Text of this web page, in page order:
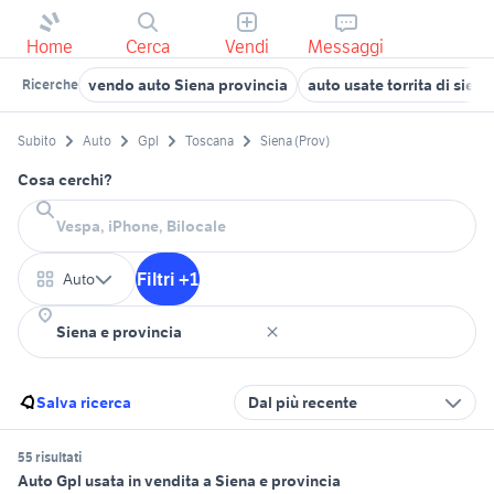
Home Cerca Vendi Messaggi
Ricerche vendo auto Siena provincia auto usate torrita di siena
Subito Auto Gpl Toscana Siena (Prov)
Cosa cerchi?
Auto Filtri +1
Salva ricerca Dal più recente
55 risultati
Auto Gpl usata in vendita a Siena e provincia